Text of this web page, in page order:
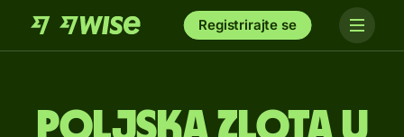
Registrirajte se
poljska zlota u